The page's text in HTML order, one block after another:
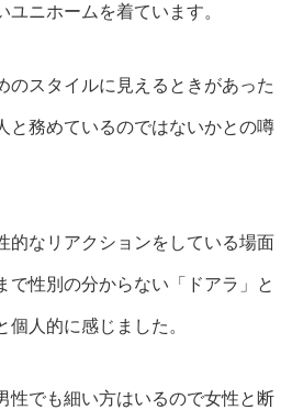
ニホームを着ています。
のスタイルに見えるときがあった
と務めているのではないかとの噂
的なリアクションをしている場面
で性別の分からない「ドアラ」と
個人的に感じました。
性でも細い方はいるので女性と断